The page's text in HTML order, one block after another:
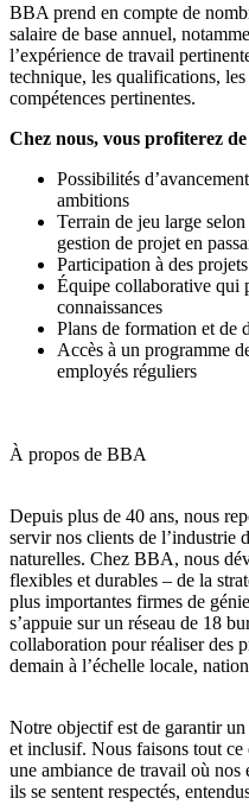
BBA prend en compte de
salaire de base annuel,
l’expérience de travail
technique, les qualifications,
compétences pertinentes.
Chez nous, vous profiterez
Possibilités
ambitions
Terrain de jeu large
gestion de projet en
Participation à des
Équipe collaborative qui
connaissances
Plans de formation et de
Accès à un programme
employés réguliers
À propos de BBA
Depuis plus de 40 ans, nous
servir nos clients de l’industrie
naturelles. Chez BBA, nous
flexibles et durables – de la
plus importantes firmes de
s’appuie sur un réseau de 18
collaboration pour réaliser des
demain à l’échelle locale,
Notre objectif est de garantir
et inclusif. Nous faisons tout
une ambiance de travail où nos
ils se sentent respectés,